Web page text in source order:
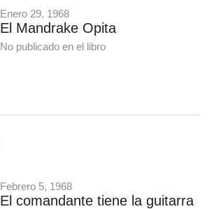
Enero 29, 1968
El Mandrake Opita
No publicado en el libro
Febrero 5, 1968
El comandante tiene la guitarra